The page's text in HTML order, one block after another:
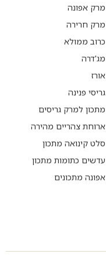
מרק אפונה
מרק חרירה
כרוב ממולא
מג'דרה
אורז
גריסי פנינה
מתכון למרק גריסים
ארוחת צהריים מהירה
סלט קינואה מתכון
עדשים כתומות מתכון
אפונה מתכונים